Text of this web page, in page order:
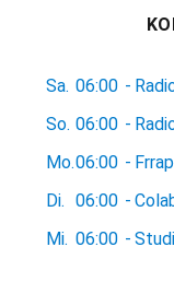
Sa. 06:00 -
So. 06:00 -
Mo.06:00 -
Di.
06:00 -
Mi. 06:00 -